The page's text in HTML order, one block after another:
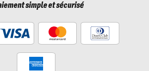
simple et sécurisé